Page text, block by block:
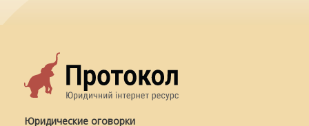
Юридические оговорки